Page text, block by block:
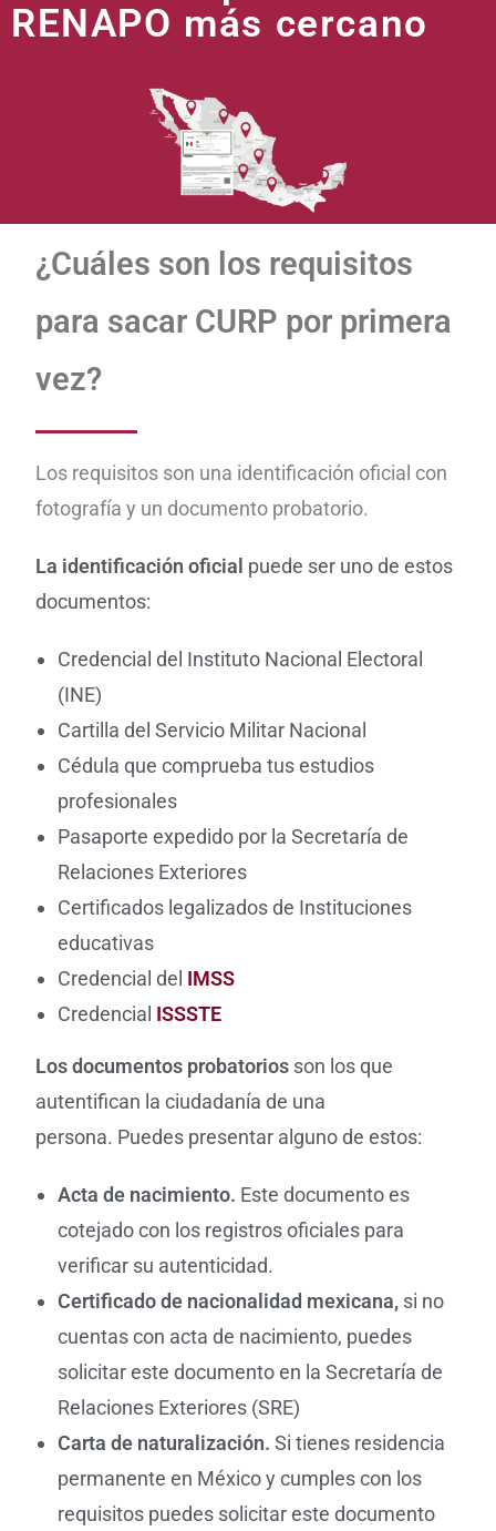
RENAPO más cercano
¿Cuáles son los requisitos
para sacar CURP por primera
vez?
Los requisitos son una identificación oficial con
fotografía y un documento probatorio.
La identificación oficial puede ser uno de estos
documentos:
Credencial del Instituto Nacional Electoral
(INE)
Cartilla del Servicio Militar Nacional
Cédula que comprueba tus estudios
profesionales
Pasaporte expedido por la Secretaría de
Relaciones Exteriores
Certificados legalizados de Instituciones
educativas
Credencial del IMSS
Credencial ISSSTE
Los documentos probatorios son los que
autentifican la ciudadanía de una
persona. Puedes presentar alguno de estos:
Acta de nacimiento. Este documento es
cotejado con los registros oficiales para
verificar su autenticidad.
Certificado de nacionalidad mexicana, si no
cuentas con acta de nacimiento, puedes
solicitar este documento en la Secretaría de
Relaciones Exteriores (SRE)
Carta de naturalización.Si tienes residencia
permanente en México y cumples con los
requisitos puedes solicitar este documento